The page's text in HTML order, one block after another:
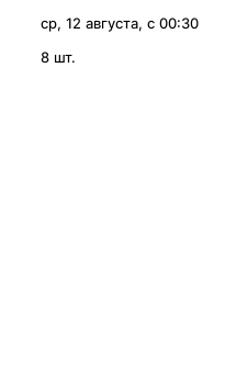
ср, 12 августа, с 00:30
8 шт.